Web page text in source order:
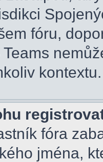
fóru,
kontextu.
fóra
jména,